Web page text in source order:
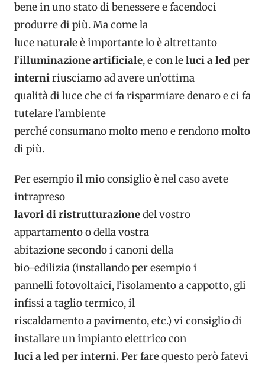
bene in uno stato di benessere e facendoci
produrre di più. Ma come la
luce naturale è importante lo è altrettanto
l’illuminazione artificiale, e con leluci a led per
interniriusciamo ad avere un’ottima
qualità di luce che ci fa risparmiare denaro e ci fa
tutelare l’ambiente
perché consumano molto meno e rendono molto
di più.
Per esempio il mio consiglio è nel caso avete
intrapreso
lavori di ristrutturazionedel vostro
appartamento o della vostra
abitazione secondo i canoni della
bio-edilizia (installando per esempio i
pannelli fotovoltaici, l’isolamento a cappotto, gli
infissi a taglio termico, il
riscaldamento a pavimento, etc.) vi consiglio di
installare un impianto elettrico con
luci a led per interni. Per fare questo però fatevi